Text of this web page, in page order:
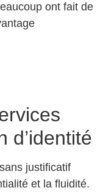
ont fait de
d’identité
justificatif
et la fluidité.